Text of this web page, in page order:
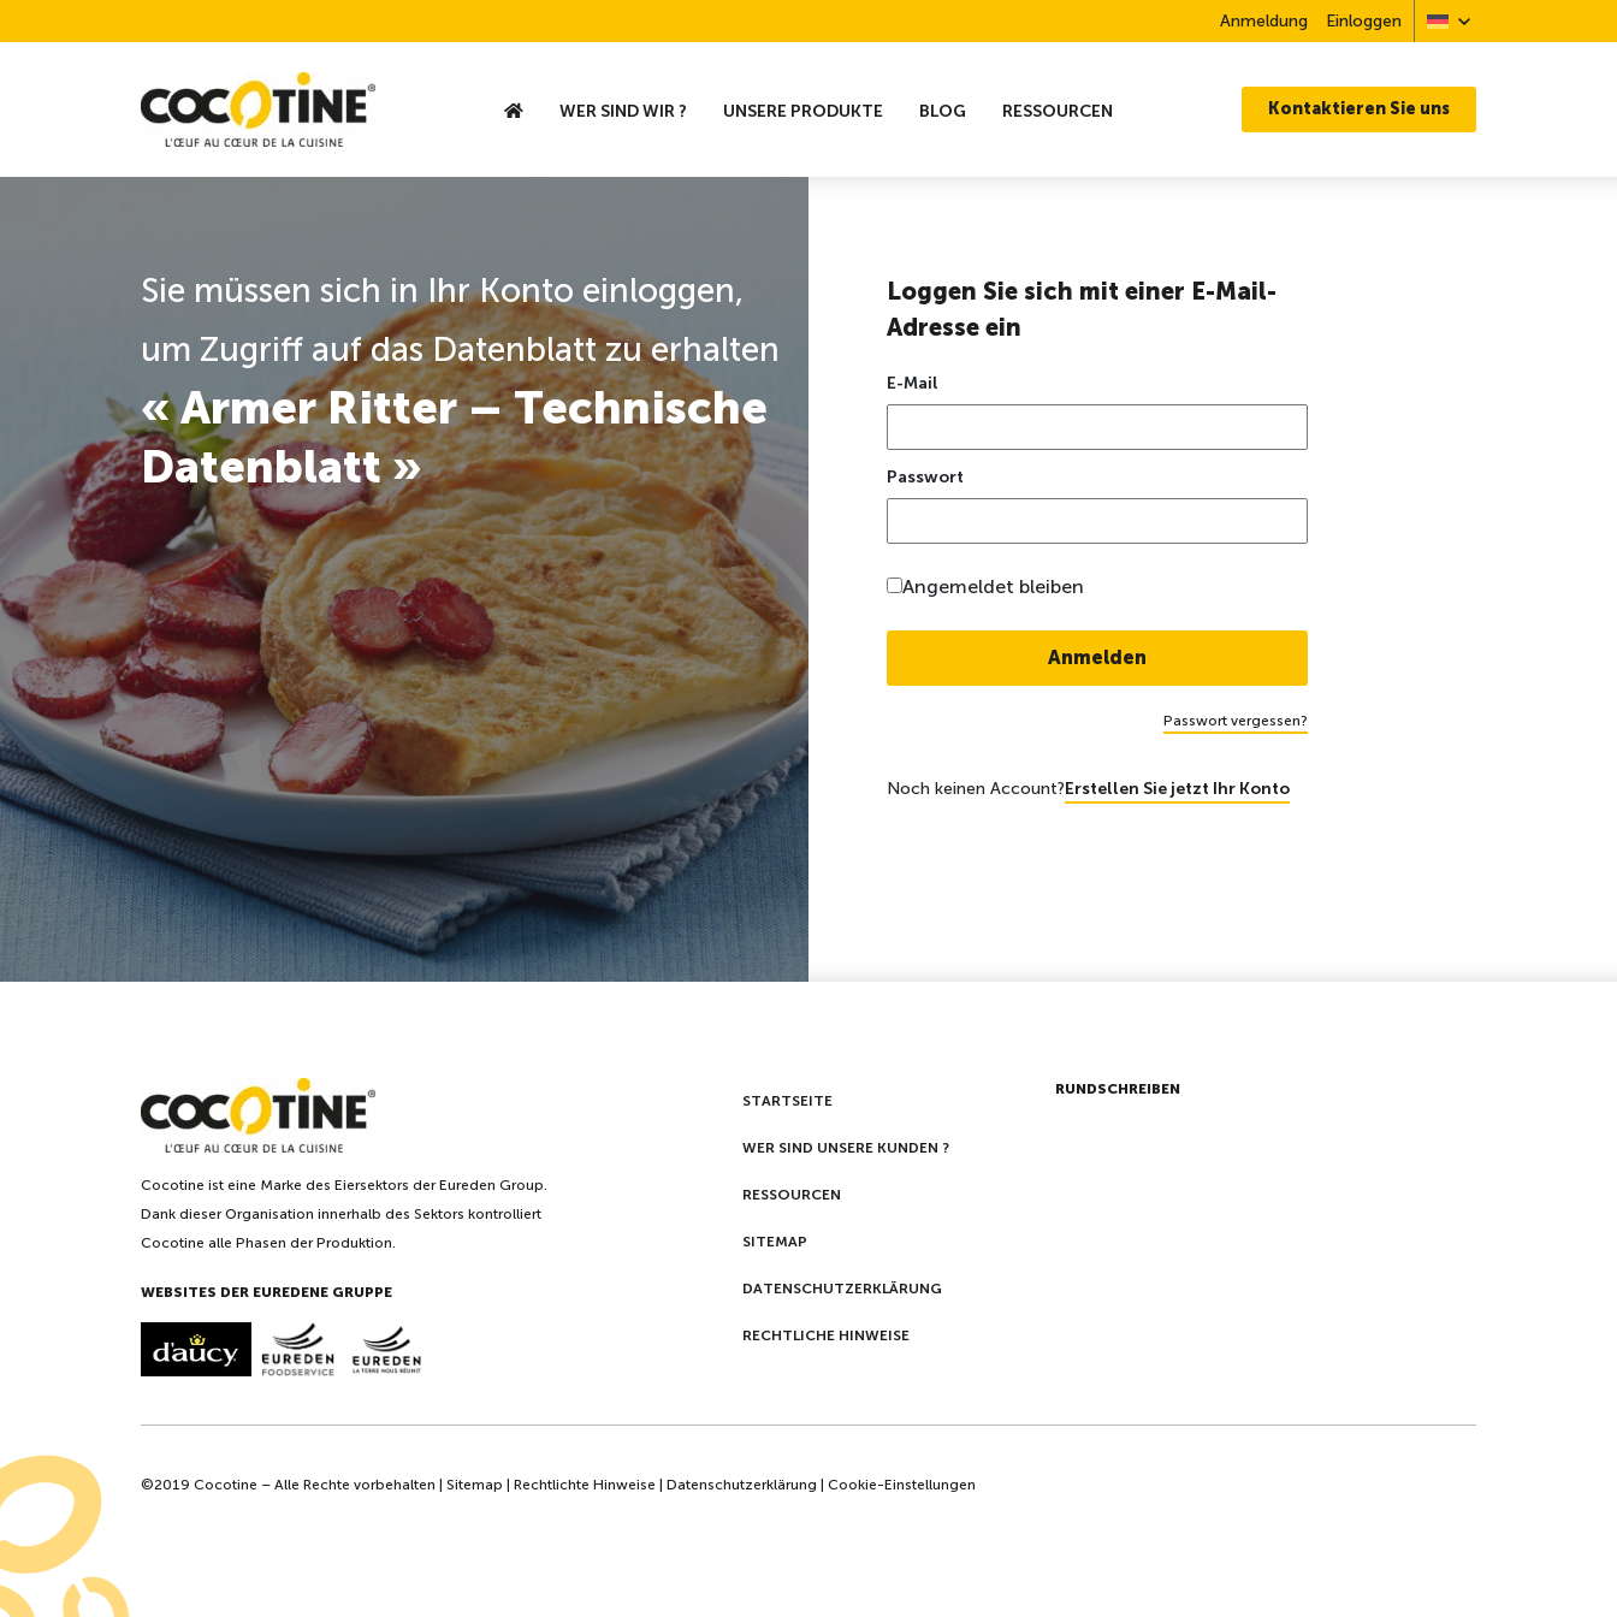
Anmeldung Einloggen
WER SIND WIR ? UNSERE PRODUKTE BLOG RESSOURCEN Kontaktieren Sie uns
Sie müssen sich in Ihr Konto einloggen,
um Zugriff auf das Datenblatt zu erhalten
« Armer Ritter – Technische
Datenblatt »
Loggen Sie sich mit einer E-Mail-
Adresse ein
E-Mail
Passwort
Angemeldet bleiben
Passwort vergessen?
Noch keinen Account?Erstellen Sie jetzt Ihr Konto
Cocotine ist eine Marke des Eiersektors der Eureden Group.
Dank dieser Organisation innerhalb des Sektors kontrolliert
Cocotine alle Phasen der Produktion.
WEBSITES DER EUREDENE GRUPPE
STARTSEITE
WER SIND UNSERE KUNDEN ?
RESSOURCEN
SITEMAP
DATENSCHUTZERKLÄRUNG
RECHTLICHE HINWEISE
RUNDSCHREIBEN
©2019 Cocotine – Alle Rechte vorbehalten | Sitemap Rechtlichte Hinweise Datenschutzerklärung Cookie-Einstellungen